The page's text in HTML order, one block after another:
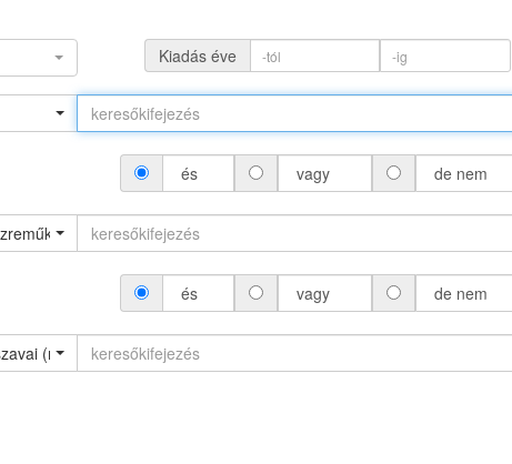
Kiadás éve
és vagy de nem
(névváltozattal)
és vagy de nem
(névváltozat nélkül)